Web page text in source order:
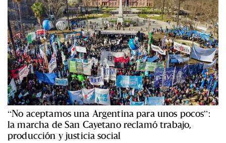
“No aceptamos una Argentina para unos pocos”:
la marcha de San Cayetano reclamó trabajo,
producción y justicia social